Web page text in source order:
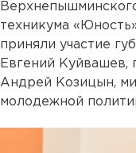
техникума
приняли участие
Евгений
Андрей Козицын,
молодежной